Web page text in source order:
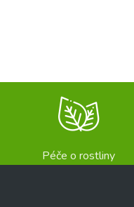
Péče o rostliny